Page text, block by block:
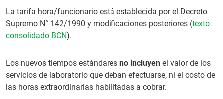
La tarifa hora/funcionario está establecida por el Decreto
Supremo N° 142/1990 y modificaciones posteriores (texto
consolidado BCN).
Los nuevos tiempos estándares no incluyen el valor de los
servicios de laboratorio que deban efectuarse, ni el costo de
las horas extraordinarias habilitadas a cobrar.